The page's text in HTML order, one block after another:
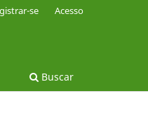
Buscar
se Acesso